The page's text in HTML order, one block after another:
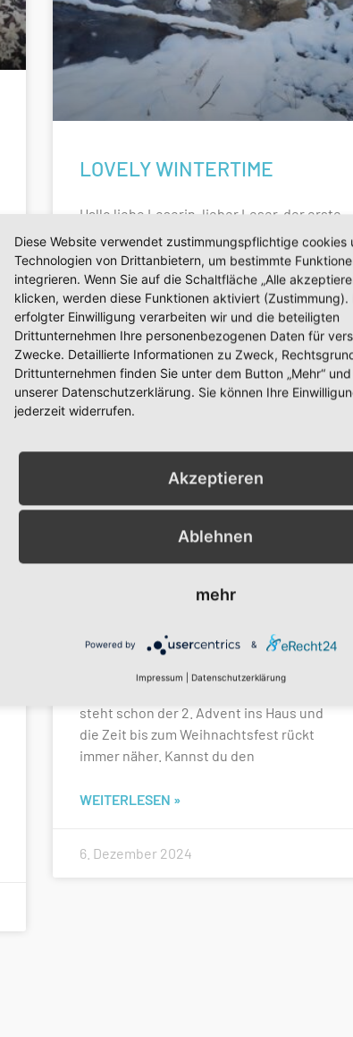
LOVELY WINTERTIME
Hallo liebe Leserin, lieber Leser, der erste
Monat des neuen Jahres ist schon fast
vorbei. Wie geht es dir? Die stillen
Schneetage zu Beginn des
WEITERLESEN »
25. Januar 2026
DEZEMBER
steht schon der 2. Advent ins Haus und
die Zeit bis zum Weihnachtsfest rückt
immer näher. Kannst du den
WEITERLESEN »
6. Dezember 2024
Diese Website verwendet zustimmungspflichtige cookies
Technologien von Drittanbietern, um bestimmte
integrieren. Wenn Sie auf die Schaltfläche „Alle
klicken, werden diese Funktionen aktiviert (Zustimmung).
erfolgter Einwilligung verarbeiten wir und die beteiligten
Drittunternehmen Ihre personenbezogenen Daten für
Zwecke. Detaillierte Informationen zu Zweck,
Drittunternehmen finden Sie unter dem Button „Mehr“ und
unserer Datenschutzerklärung. Sie können Ihre
jederzeit widerrufen.
Akzeptieren
Ablehnen
mehr
Powered by &
Impressum Datenschutzerklärung